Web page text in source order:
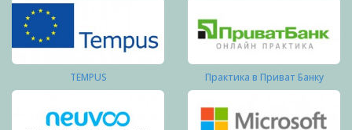
TEMPUS Практика в Приват Банку